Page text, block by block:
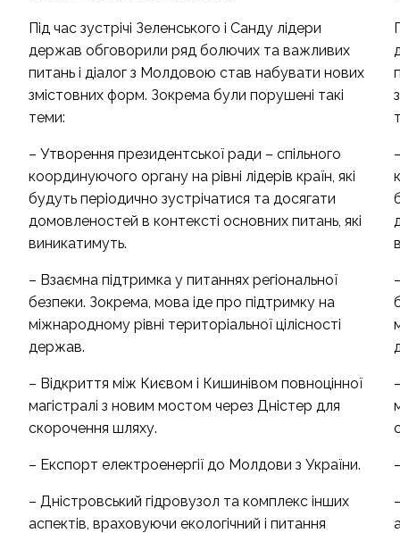
Під час зустрічі Зеленського і Санду лідери
держав обговорили ряд болючих та важливих
питань і діалог з Молдовою став набувати нових
змістовних форм. Зокрема були порушені такі
теми:
– Утворення президентської ради – спільного
координуючого органу на рівні лідерів країн, які
будуть періодично зустрічатися та досягати
домовленостей в контексті основних питань, які
виникатимуть.
– Взаємна підтримка у питаннях регіональної
безпеки. Зокрема, мова іде про підтримку на
міжнародному рівні територіальної цілісності
держав.
– Відкриття між Києвом і Кишинівом повноцінної
магістралі з новим мостом через Дністер для
скорочення шляху.
– Експорт електроенергії до Молдови з України.
– Дністровський гідровузол та комплекс інших
аспектів, враховуючи екологічний і питання